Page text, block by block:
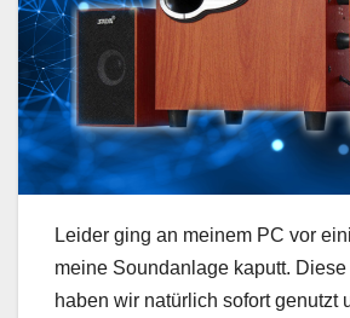
Leider ging an meinem PC vor
meine Soundanlage kaputt.
haben wir natürlich sofort genutzt